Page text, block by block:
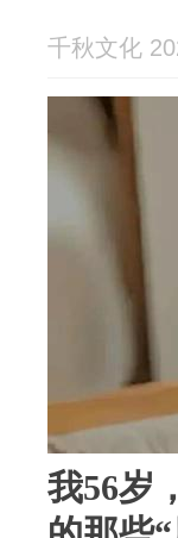
千秋文化
我56岁